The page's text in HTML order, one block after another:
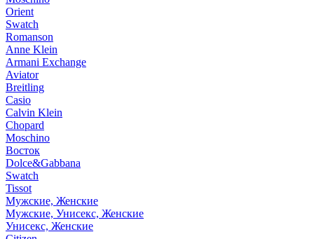
Orient
Swatch
Romanson
Anne Klein
Armani Exchange
Aviator
Breitling
Casio
Calvin Klein
Chopard
Moschino
Восток
Dolce&Gabbana
Swatch
Tissot
Мужские, Женские
Мужские, Унисекс, Женские
Унисекс, Женские